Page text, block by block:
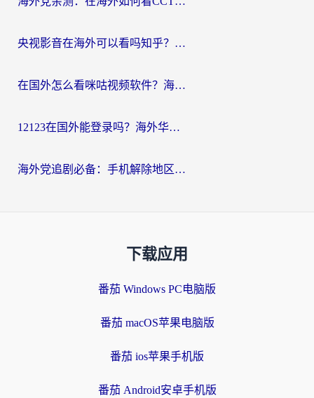
央视影音在海外可以看吗知乎？留学生亲测：3步解决地域限制+追剧自由
在国外怎么看咪咕视频软件？海外党亲测有效的回国加速方案
12123在国外能登录吗？海外华人必看的回国加速实用指南
海外党追剧必备：手机解除地区限制app怎么选？解决央视视频&国内剧地区限制全指南
下载应用
番茄 Windows PC电脑版
番茄 macOS苹果电脑版
番茄 ios苹果手机版
番茄 Android安卓手机版